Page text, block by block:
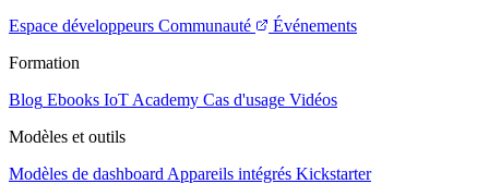
Espace développeurs Communauté
Événements
Formation
Blog Ebooks IoT Academy Cas d'usage Vidéos
Modèles et outils
Modèles de dashboard Appareils intégrés Kickstarter